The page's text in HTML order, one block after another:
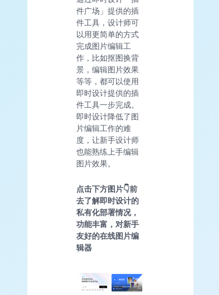
件广场」提供的插
件工具，设计师可
以用更简单的方式
完成图片编辑工
作，比如抠图换背
景，编辑图片效果
等等，都可以使用
即时设计提供的插
件工具一步完成。
即时设计降低了图
片编辑工作的难
度，让新手设计师
也能熟练上手编辑
图片效果。
点击下方图片👇前
去了解即时设计的
私有化部署情况，
功能丰富，对新手
友好的在线图片编
辑器